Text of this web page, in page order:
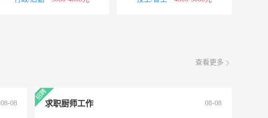
查看更多
08-08 求职厨师工作 08-08